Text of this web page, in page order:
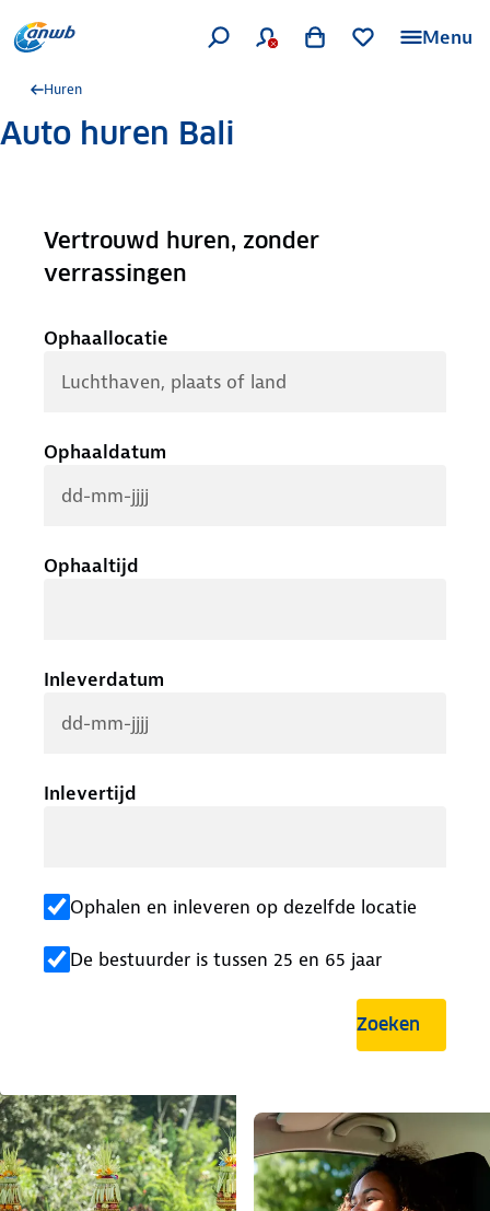
Menu
Huren
Auto huren Bali
Vertrouwd huren, zonder
verrassingen
Ophaallocatie
Ophaaldatum
Ophaaltijd
Inleverdatum
Inlevertijd
Ophalen en inleveren op dezelfde locatie
De bestuurder is tussen 25 en 65 jaar
Zoeken